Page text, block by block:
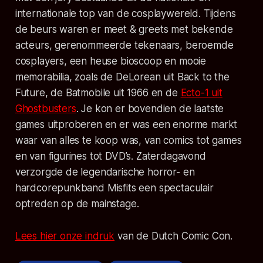
internationale top van de cosplaywereld. Tijdens
de beurs waren er meet & greets met bekende
acteurs, gerenommeerde tekenaars, beroemde
cosplayers, een heuse bioscoop en mooie
memorabilia, zoals de DeLorean uit Back to the
Future, de Batmobile uit 1966 en de Ecto-1 uit
Ghostbusters. Je kon er bovendien de laatste
games uitproberen en er was een enorme markt
waar van alles te koop was, van comics tot games
en van figurines tot DVD’s. Zaterdagavond
verzorgde de legendarische horror- en
hardcorepunkband Misfits een spectaculair
optreden op de mainstage.
Lees hier onze indruk van de Dutch Comic Con.